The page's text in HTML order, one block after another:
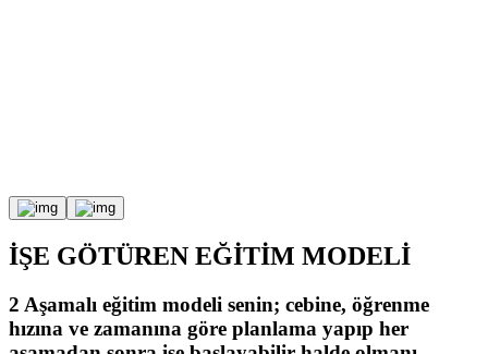
İŞE GÖTÜREN EĞİTİM MODELİ
2 Aşamalı eğitim modeli senin; cebine, öğrenme
hızına ve zamanına göre planlama yapıp her